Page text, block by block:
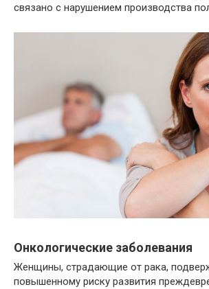
связано с нарушением производства
Онкологические заболевания
Женщины, страдающие от рака,
повышенному риску развития